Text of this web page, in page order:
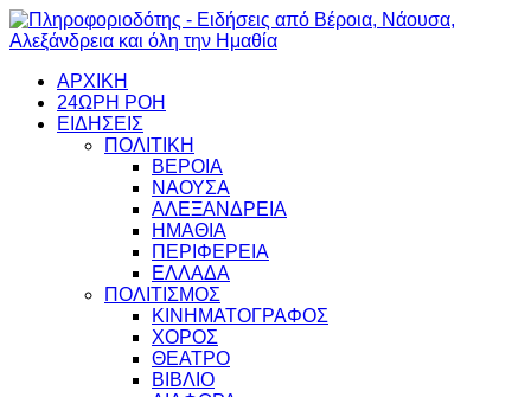
ΑΡΧΙΚΗ
24ΩΡΗ ΡΟΗ
ΕΙΔΗΣΕΙΣ
ΠΟΛΙΤΙΚΗ
ΒΕΡΟΙΑ
ΝΑΟΥΣΑ
ΑΛΕΞΑΝΔΡΕΙΑ
ΗΜΑΘΙΑ
ΠΕΡΙΦΕΡΕΙΑ
ΕΛΛΑΔΑ
ΠΟΛΙΤΙΣΜΟΣ
ΚΙΝΗΜΑΤΟΓΡΑΦΟΣ
ΧΟΡΟΣ
ΘΕΑΤΡΟ
ΒΙΒΛΙΟ